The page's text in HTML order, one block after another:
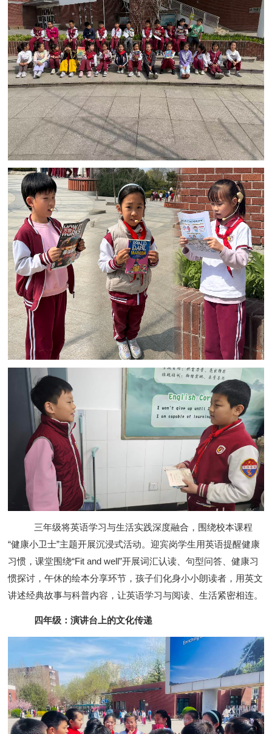
三年级将英语学习与生活实践深度融合，围绕校本课程
“健康小卫士”主题开展沉浸式活动。迎宾岗学生用英语提醒健康
习惯，课堂围绕“Fit and well”开展词汇认读、句型问答、健康习
惯探讨，午休的绘本分享环节，孩子们化身小小朗读者，用英文
讲述经典故事与科普内容，让英语学习与阅读、生活紧密相连。
四年级：演讲台上的文化传递